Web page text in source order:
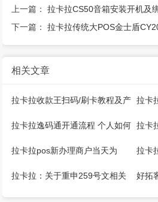
上一篇：拉卡拉CS50音箱安装开机及
下一篇：拉卡拉传统大POS金士盾
相关文章
拉卡拉收款王扫码/刷卡教程及产
品说明
拉卡
箱操
拉卡拉逸码通开通流程 个人如何
注册？
拉卡
更加
拉卡拉pos新办理商户当天为
d+1到账，第二天恢复正常
拉卡
操作
拉卡拉：关于重申259号文相关
好拓